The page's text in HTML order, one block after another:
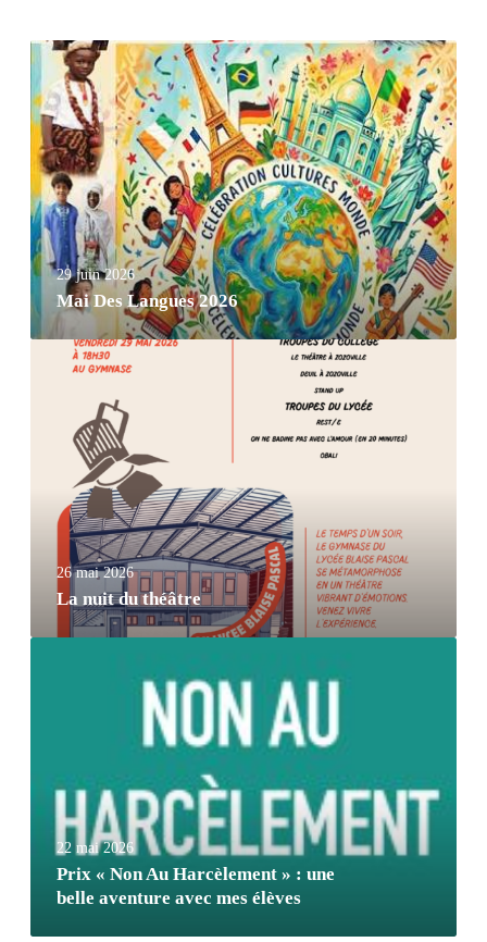
29 juin 2026
Mai Des Langues 2026
26 mai 2026
La nuit du théâtre
22 mai 2026
Prix « Non Au Harcèlement » : une
belle aventure avec mes élèves